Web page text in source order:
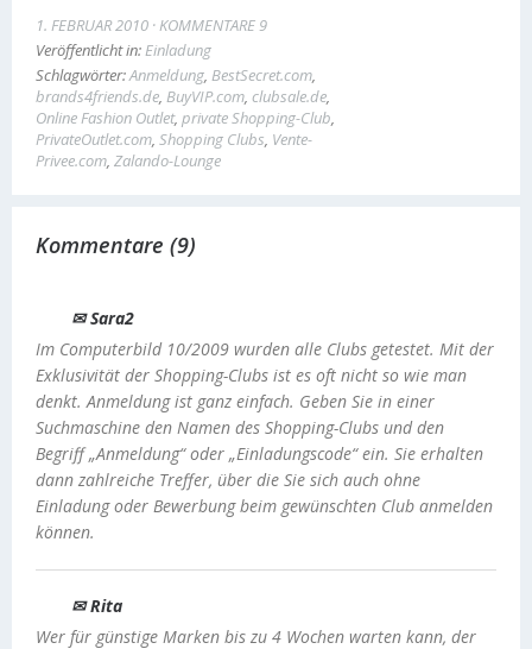
1. FEBRUAR 2010 KOMMENTARE 9
Veröffentlicht in:Einladung
Schlagwörter:Anmeldung, BestSecret.com,
brands4friends.de, BuyVIP.com, clubsale.de,
Online Fashion Outlet, private Shopping-Club,
PrivateOutlet.com, Shopping Clubs, Vente-
Privee.com, Zalando-Lounge
Kommentare (9)
✉ Sara2
Im Computerbild 10/2009 wurden alle Clubs getestet. Mit der
Exklusivität der Shopping-Clubs ist es oft nicht so wie man
denkt. Anmeldung ist ganz einfach. Geben Sie in einer
Suchmaschine den Namen des Shopping-Clubs und den
Begriff „Anmeldung“ oder „Einladungscode“ ein. Sie erhalten
dann zahlreiche Treffer, über die Sie sich auch ohne
Einladung oder Bewerbung beim gewünschten Club anmelden
können.
✉ Rita
Wer für günstige Marken bis zu 4 Wochen warten kann, der